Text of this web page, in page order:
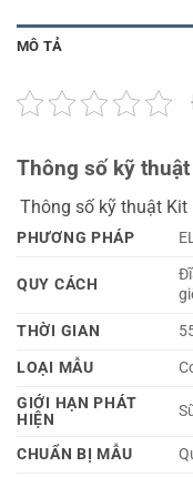
MÔ TẢ
Thông số kỹ thuật
Thông số kỹ thuật Kit
PHƯƠNG PHÁP
QUY CÁCH
THỜI GIAN
LOẠI MẪU
GIỚI HẠN PHÁT
HIỆN
CHUẨN BỊ MẪU